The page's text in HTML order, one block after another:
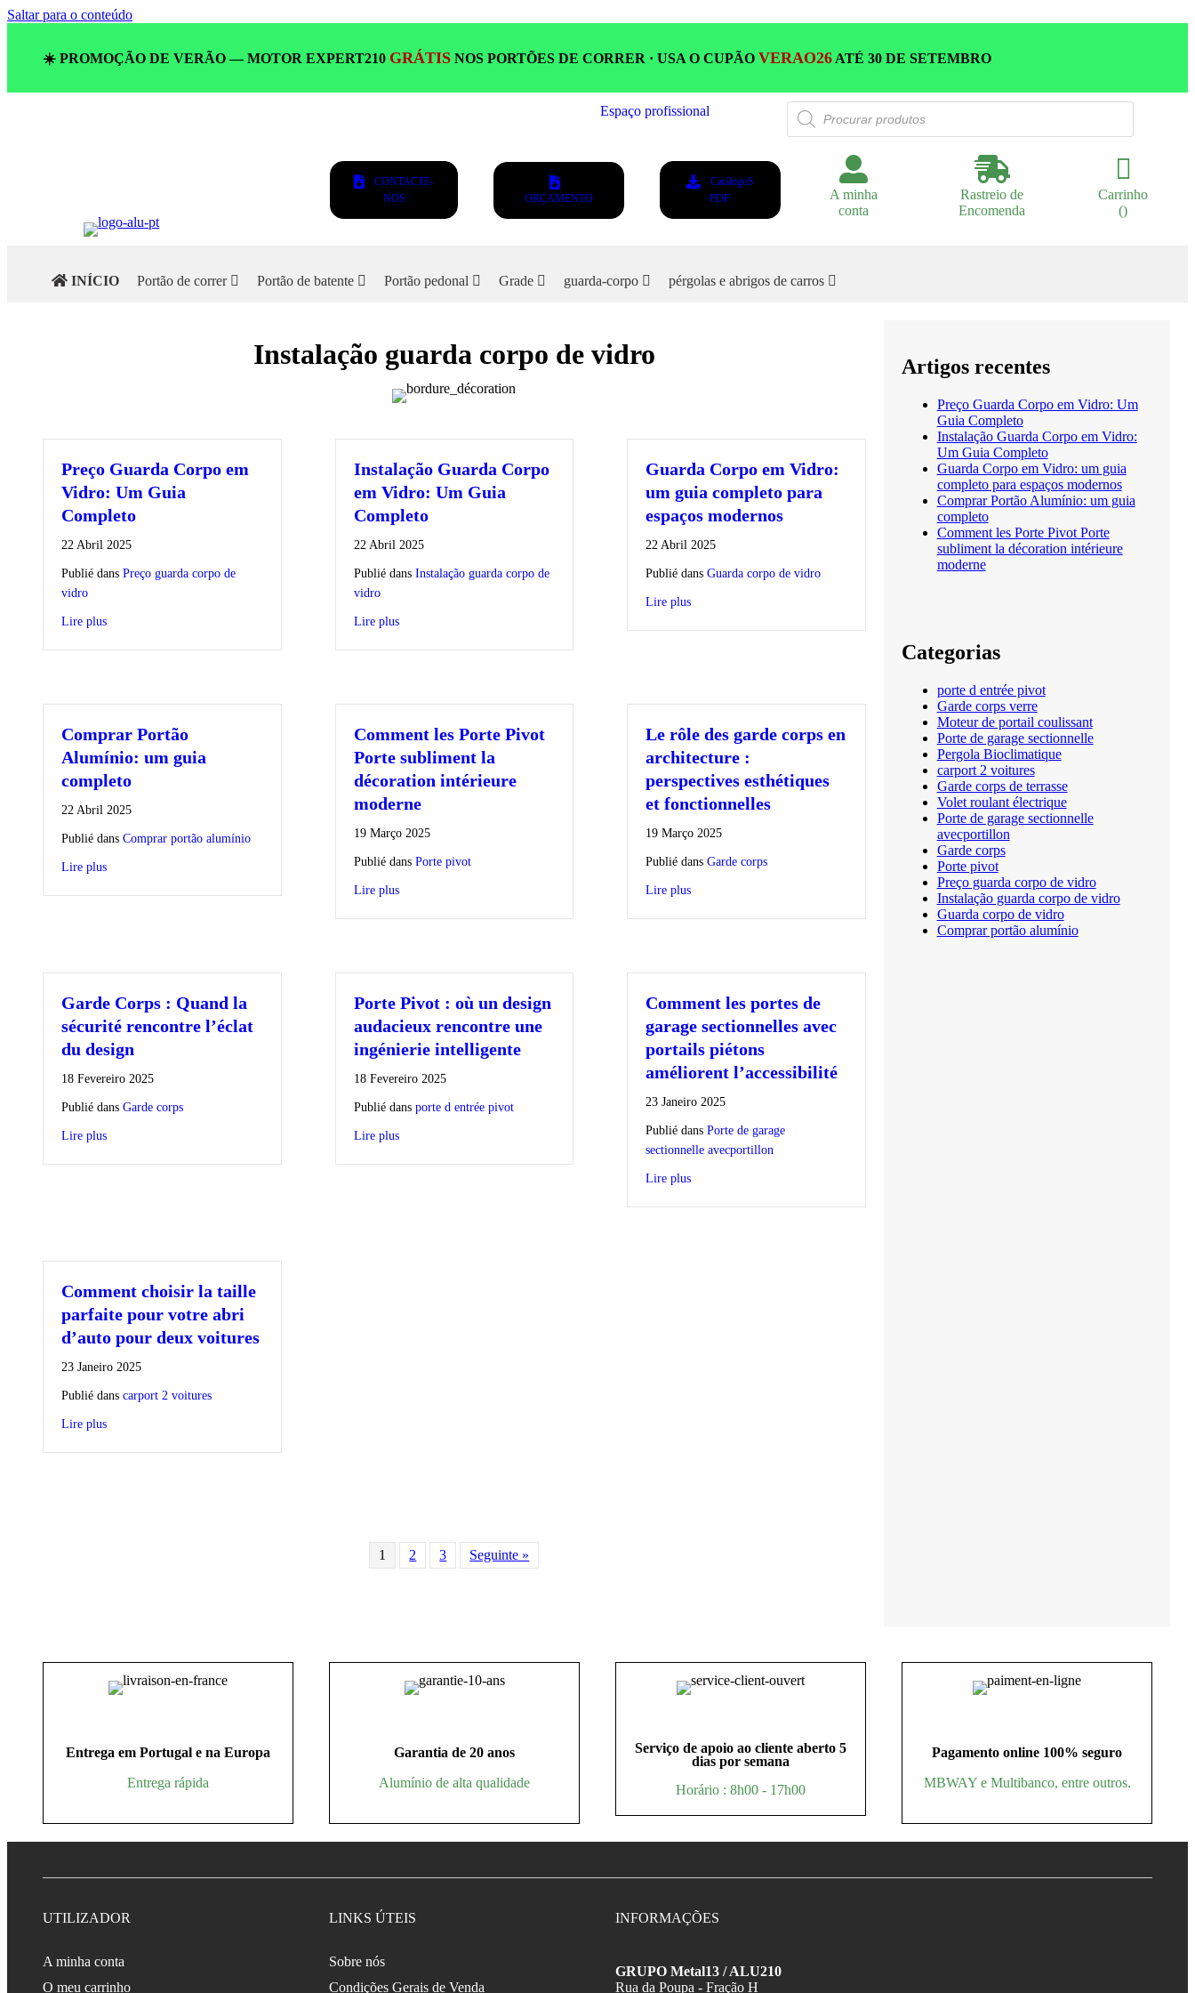
Saltar para o conteúdo
☀️ PROMOÇÃO DE VERÃO — MOTOR EXPERT210 GRÁTIS NOS PORTÕES DE CORRER · USA O CUPÃO VERAO26 ATÉ 30 DE SETEMBRO
Espaço profissional
Products
search
CONTACTE-
NOS
ORÇAMENTO
CatálogoS
PDF
A minha
conta
Rastreio de
Encomenda
Carrinho
()
INÍCIO Portão de correr Portão de batente Portão pedonal Grade guarda-corpo pérgolas e abrigos de carros
Instalação guarda corpo de vidro
Preço Guarda Corpo em
Vidro: Um Guia
Completo
22 Abril 2025
Publié dans Preço guarda corpo de
vidro
Lire plus
Instalação Guarda Corpo
em Vidro: Um Guia
Completo
22 Abril 2025
Publié dans Instalação guarda corpo de
vidro
Lire plus
Guarda Corpo em Vidro:
um guia completo para
espaços modernos
22 Abril 2025
Publié dans Guarda corpo de vidro
Lire plus
Comprar Portão
Alumínio: um guia
completo
22 Abril 2025
Publié dans Comprar portão alumínio
Lire plus
Comment les Porte Pivot
Porte subliment la
décoration intérieure
moderne
19 Março 2025
Publié dans Porte pivot
Lire plus
Le rôle des garde corps en
architecture :
perspectives esthétiques
et fonctionnelles
19 Março 2025
Publié dans Garde corps
Lire plus
Garde Corps : Quand la
sécurité rencontre l’éclat
du design
18 Fevereiro 2025
Publié dans Garde corps
Lire plus
Porte Pivot : où un design
audacieux rencontre une
ingénierie intelligente
18 Fevereiro 2025
Publié dans porte d entrée pivot
Lire plus
Comment les portes de
garage sectionnelles avec
portails piétons
améliorent l’accessibilité
23 Janeiro 2025
Publié dans Porte de garage
sectionnelle avecportillon
Lire plus
Comment choisir la taille
parfaite pour votre abri
d’auto pour deux voitures
23 Janeiro 2025
Publié dans carport 2 voitures
Lire plus
1 2 3 Seguinte »
Artigos recentes
Preço Guarda Corpo em Vidro: Um
Guia Completo
Instalação Guarda Corpo em Vidro:
Um Guia Completo
Guarda Corpo em Vidro: um guia
completo para espaços modernos
Comprar Portão Alumínio: um guia
completo
Comment les Porte Pivot Porte
subliment la décoration intérieure
moderne
Categorias
porte d entrée pivot
Garde corps verre
Moteur de portail coulissant
Porte de garage sectionnelle
Pergola Bioclimatique
carport 2 voitures
Garde corps de terrasse
Volet roulant électrique
Porte de garage sectionnelle
avecportillon
Garde corps
Porte pivot
Preço guarda corpo de vidro
Instalação guarda corpo de vidro
Guarda corpo de vidro
Comprar portão alumínio
Entrega em Portugal e na Europa
Entrega rápida
Garantia de 20 anos
Alumínio de alta qualidade
Serviço de apoio ao cliente aberto 5
dias por semana
Horário : 8h00 - 17h00
Pagamento online 100% seguro
MBWAY e Multibanco, entre outros.
UTILIZADOR
A minha conta
O meu carrinho
LINKS ÚTEIS
Sobre nós
Condições Gerais de Venda
INFORMAÇÕES
GRUPO Metal13 / ALU210
Rua da Poupa - Fração H